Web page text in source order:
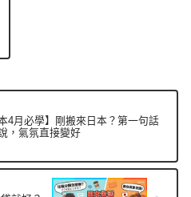
本4月必學】剛搬來日本？第一句話
，氣氛直接變好